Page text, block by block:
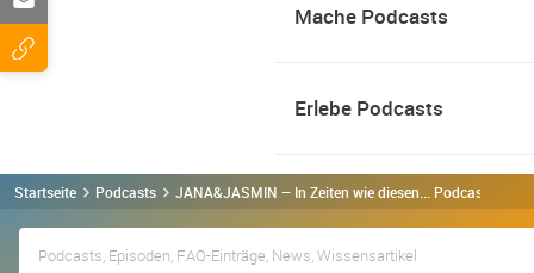
Mache Podcasts
Erlebe Podcasts
Startseite Podcasts JANA&JASMIN – In Zeiten wie diesen... Podcast